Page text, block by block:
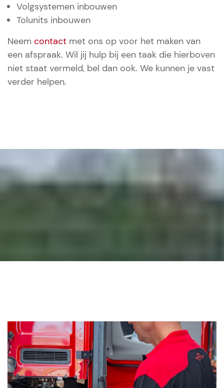
Volgsystemen inbouwen
Tolunits inbouwen
Neem contact met ons op voor het maken van
een afspraak. Wil jij hulp bij een taak die hierboven
niet staat vermeld, bel dan ook. We kunnen je vast
verder helpen.